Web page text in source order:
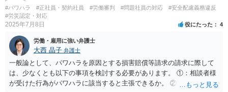
係などの職場内の優位性を背景に、業務の適正な範囲を超えて、精神
的・身体的苦痛を与える又は職場環境を悪化させる行為をいいます。
パワハラの事案は、証拠などをもとにしながら、直接具体的なお話を
お伺いして、法的に正確に分析する必要があります。本件の言動が、
これらに該当するかどうか、証拠に基づいて、子細な分析と慎重な対
応が必要です。客観的証拠が不可欠です。 法的に正確に分析されたい
場合には、労務管理と労働法に精通し、上記に関連した法理等にも通
じた弁護士等に相談し、証拠をもとにしながら具体的な話をなさった
上で、今後の対応を検討するべきです。良い解決になりますよう祈念
#パワハラ #正社員・契約社員 #労働審判 #問題社員の対応
#安全配慮義務違反
#労災認定・対応
2025年7月8日 役にたった 4
労働・雇用に強い弁護士
大西 晶子 弁護士
一般論として、パワハラを原因とする損害賠償等請求の請求に際して
は、少なくとも以下の事項を検討する必要があります。 ①：相談者様
が受けた行為がパワハラに該当すると主張できるか。 ②：会社が、当